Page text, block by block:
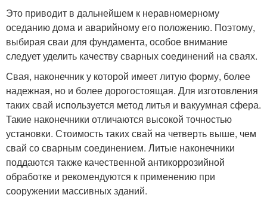
Это приводит в дальнейшем к неравномерному
оседанию дома и аварийному его положению. Поэтому,
выбирая сваи для фундамента, особое внимание
следует уделить качеству сварных соединений на сваях.
Свая, наконечник у которой имеет литую форму, более
надежная, но и более дорогостоящая. Для изготовления
таких свай используется метод литья и вакуумная сфера.
Такие наконечники отличаются высокой точностью
установки. Стоимость таких свай на четверть выше, чем
свай со сварным соединением. Литые наконечники
поддаются также качественной антикоррозийной
обработке и рекомендуются к применению при
сооружении массивных зданий.